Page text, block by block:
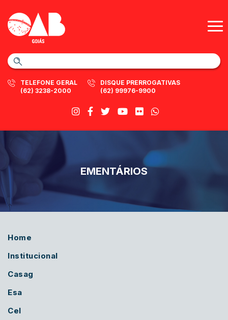
TELEFONE GERAL
(62) 3238-2000
DISQUE PRERROGATIVAS
(62) 99976-9900
EMENTÁRIOS
Home
Institucional
Casag
Esa
Cel